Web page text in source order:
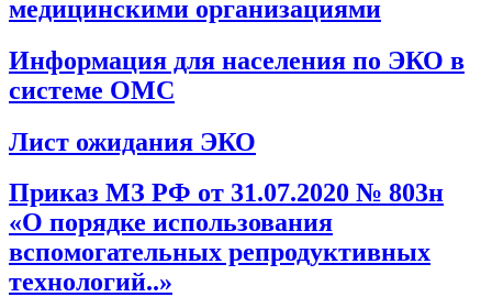
медицинскими организациями
Информация для населения по ЭКО в
системе ОМС
Лист ожидания ЭКО
Приказ МЗ РФ от 31.07.2020 № 803н
«О порядке использования
вспомогательных репродуктивных
технологий..»